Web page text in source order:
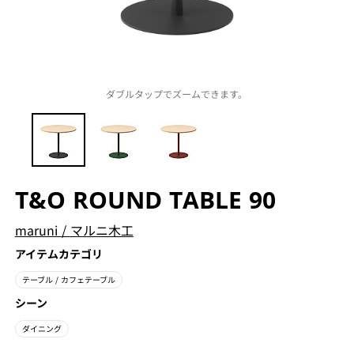
ダブルタップでズームできます。
T&O ROUND TABLE 90
maruni / マルニ木工
アイテムカテゴリ
テーブル / カフェテーブル
シーン
ダイニング